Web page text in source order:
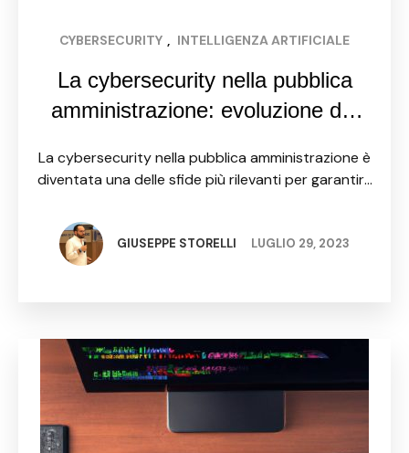
CYBERSECURITY , INTELLIGENZA ARTIFICIALE
La cybersecurity nella pubblica
amministrazione: evoluzione del
La cybersecurity nella pubblica amministrazione è
diventata una delle sfide più rilevanti per garantire
ultimi anni, il contesto normativo relativo alla
cybersecurity …
GIUSEPPE STORELLI LUGLIO 29, 2023